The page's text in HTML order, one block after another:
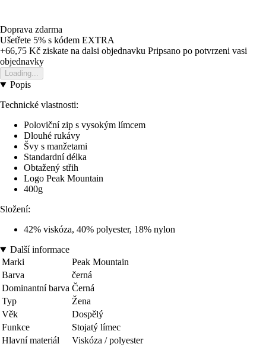
Doprava zdarma
Ušetřete 5% s kódem EXTRA
+66,75 Kč ziskate na dalsi objednavku Pripsano po potvrzeni vasi
objednavky
Loading...
Popis
Technické vlastnosti:
Poloviční zip s vysokým límcem
Dlouhé rukávy
Švy s manžetami
Standardní délka
Obtažený střih
Logo Peak Mountain
400g
Složení:
42% viskóza, 40% polyester, 18% nylon
Další informace
Marki
Peak Mountain
Barva
černá
Dominantní barva Černá
Typ
Žena
Věk
Dospělý
Funkce
Stojatý límec
Hlavní materiál
Viskóza / polyester